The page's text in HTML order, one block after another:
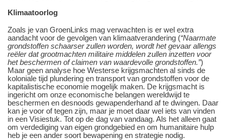
Klimaatoorlog
Zoals je van GroenLinks mag verwachten is er wel extra
aandacht voor de gevolgen van klimaatverandering (“Naarmate
grondstoffen schaarser zullen worden, wordt het gevaar allengs
reëler dat grootmachten militaire middelen zullen inzetten voor
het beschermen of claimen van waardevolle grondstoffen.”)
Maar geen analyse hoe Westerse krijgsmachten al sinds de
koloniale tijd plundering en transport van grondstoffen voor de
kapitalistische economie mogelijk maken. De krijgsmacht is
ingericht om onze economische belangen wereldwijd te
beschermen en desnoods gewapenderhand af te dwingen. Daar
kan je voor of tegen zijn, maar je moet daar wel iets van vinden
in een Visiestuk. Tot op de dag van vandaag. Als het alleen gaat
om verdediging van eigen grondgebied en om humanitaire hulp
heb je een ander soort bewapening en strategie nodig.